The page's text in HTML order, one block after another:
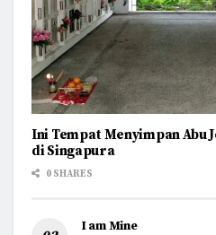
Ini Tempat Menyimpan Abu
di Singapura
0 SHARES
I am Mine